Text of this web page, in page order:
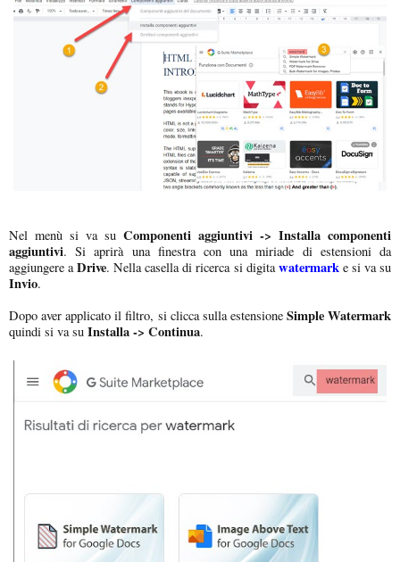
Nel menù si va su Componenti aggiuntivi -> Installa componenti
aggiuntivi. Si aprirà una finestra con una miriade di estensioni da
aggiungere aDrive. Nella casella di ricerca si digitawatermarke si va su
Invio.
Dopo aver applicato il filtro, si clicca sulla estensioneSimple Watermark
quindi si va su Installa -> Continua.